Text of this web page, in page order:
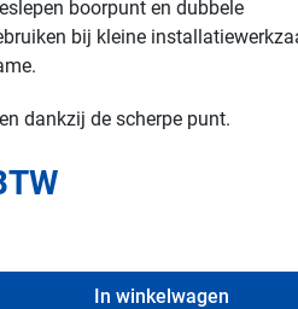
boorpunt en dubbele
bij kleine
dankzij de scherpe punt.
In winkelwagen